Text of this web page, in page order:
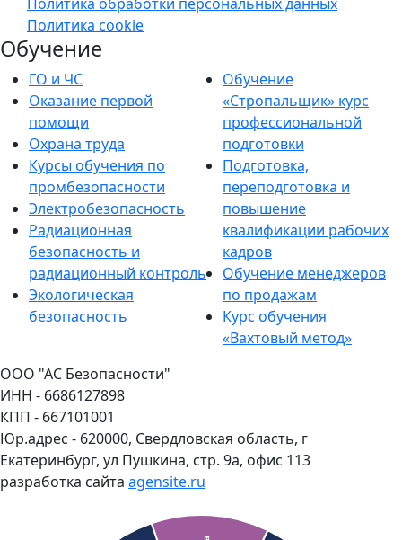
Политика cookie
Обучение
ГО и ЧС
Оказание первой
помощи
Охрана труда
Курсы обучения по
промбезопасности
Электробезопасность
Радиационная
безопасность и
радиационный контроль
Экологическая
безопасность
Обучение
«Стропальщик» курс
профессиональной
подготовки
Подготовка,
переподготовка и
повышение
квалификации рабочих
кадров
Обучение менеджеров
по продажам
Курс обучения
«Вахтовый метод»
ООО "АС Безопасности"
ИНН - 6686127898
КПП - 667101001
Юр.адрес - 620000, Свердловская область, г
Екатеринбург, ул Пушкина, стр. 9а, офис 113
разработка сайта agensite.ru